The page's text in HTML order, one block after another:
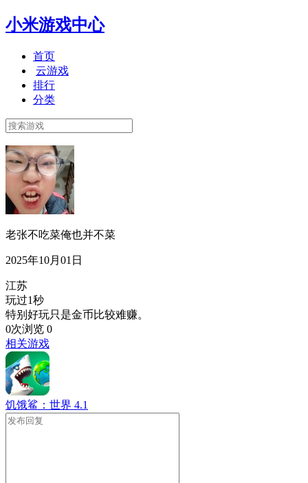
小米游戏中心
首页
云游戏
排行
分类
老张不吃菜俺也并不菜
2025年10月01日
江苏
玩过1秒
特别好玩只是金币比较难赚。
0次浏览 0
相关游戏
饥饿鲨：世界 4.1